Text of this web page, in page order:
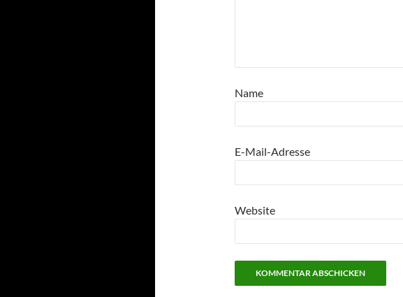
Name
E-Mail-Adresse
Website